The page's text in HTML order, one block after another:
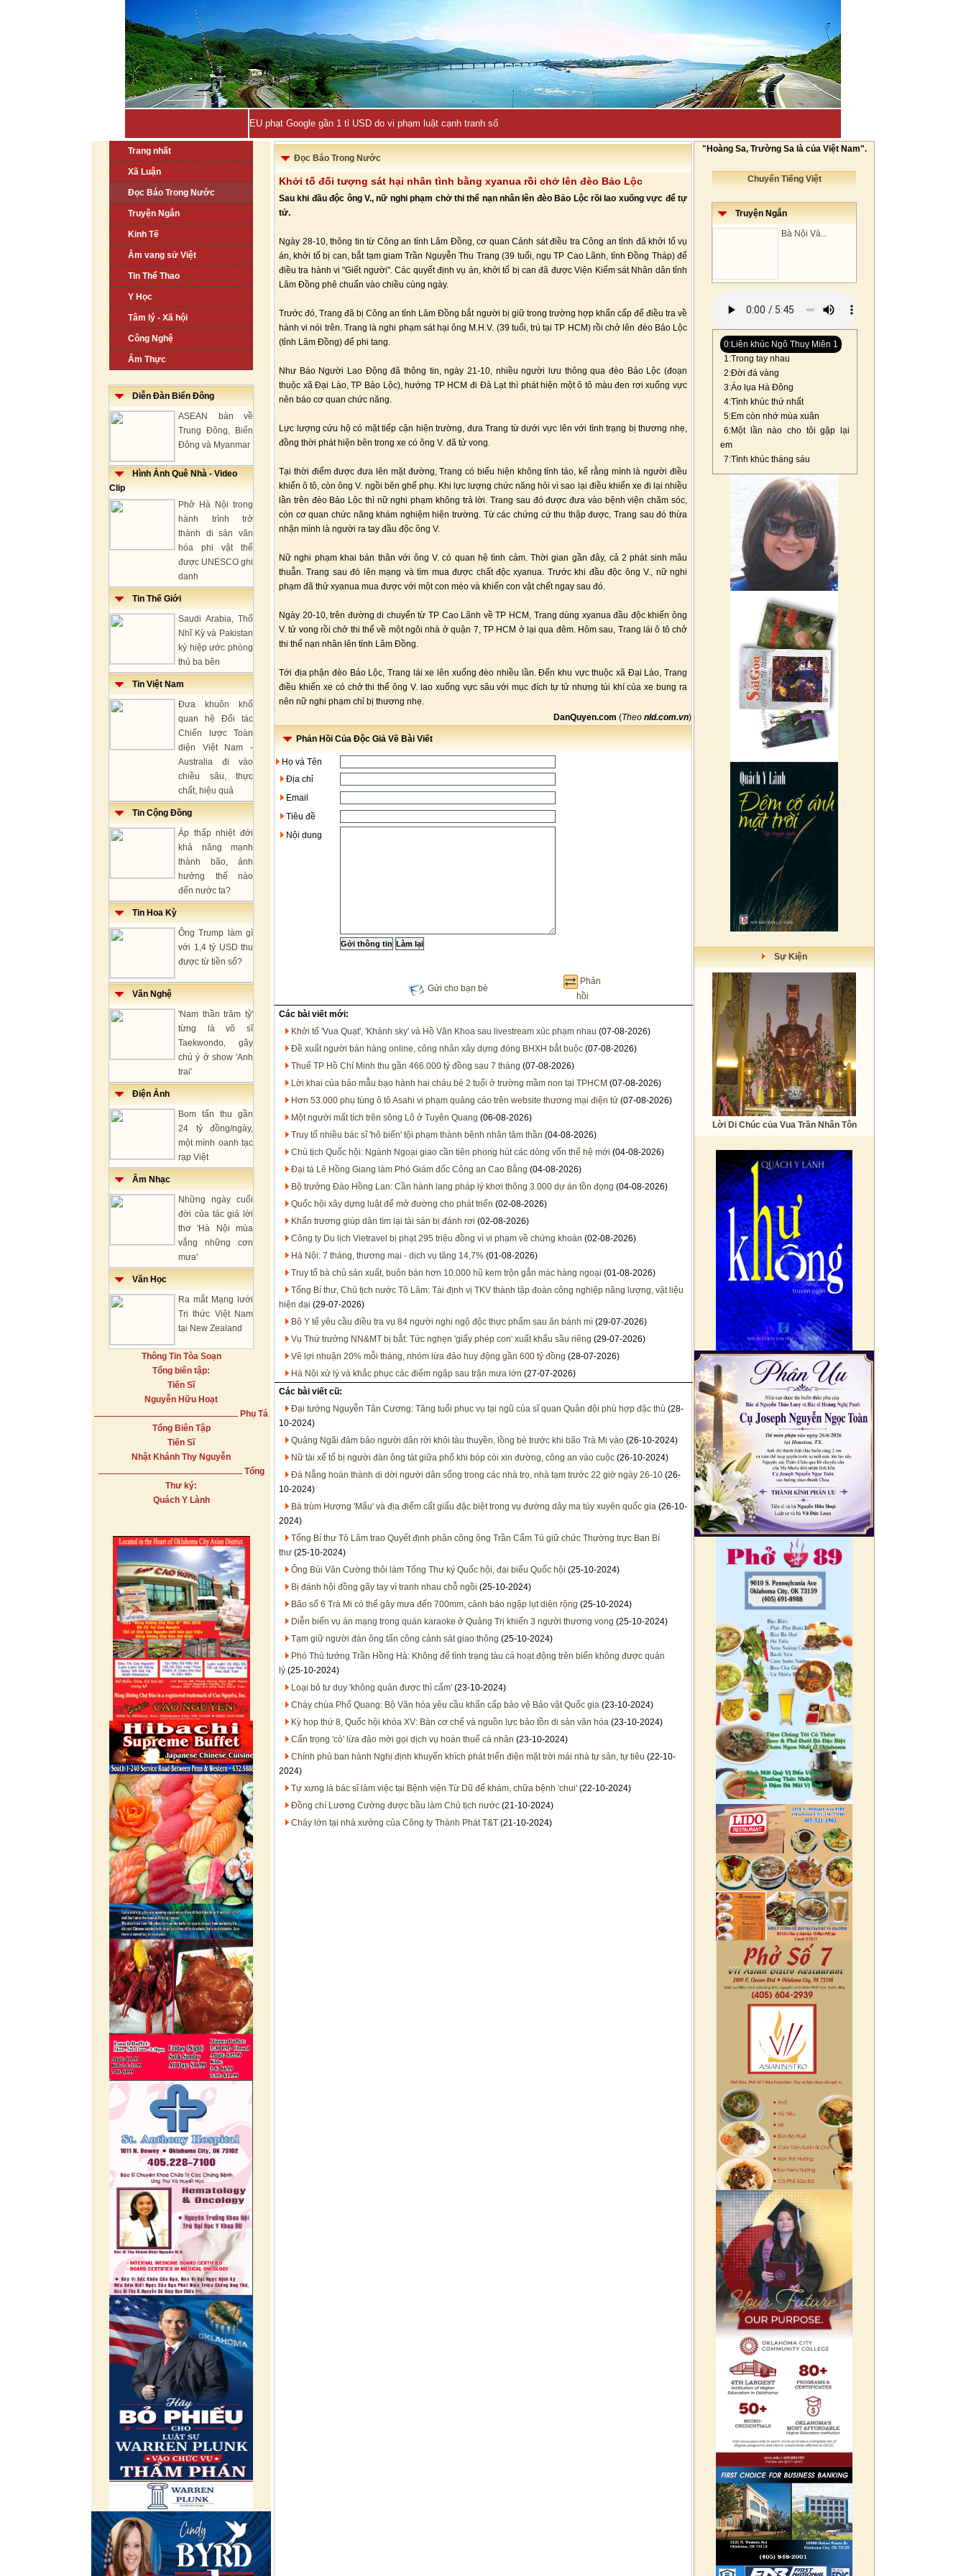
EU phạt Google gần 1 tỉ USD do vi phạm luật cạnh tranh số
Trang nhất
Xã Luận
Đọc Báo Trong Nước
Truyện Ngắn
Kinh Tế
Âm vang sử Việt
Tin Thể Thao
Y Học
Tâm lý - Xã hội
Công Nghệ
Ẩm Thực
Diễn Đàn Biển Đông
ASEAN bàn về
Trung Đông, Biển
Đông và Myanmar
Hình Ảnh Quê Nhà - Video
Clip
Phở Hà Nội trong
hành trình trở
thành di sản văn
hóa phi vật thể
được UNESCO ghi
danh
Tin Thế Giới
Saudi Arabia, Thổ
Nhĩ Kỳ và Pakistan
ký hiệp ước phòng
thủ ba bên
Tin Việt Nam
Đưa khuôn khổ
quan hệ Đối tác
Chiến lược Toàn
diện Việt Nam -
Australia đi vào
chiều sâu, thực
chất, hiệu quả
Tin Cộng Đồng
Áp thấp nhiệt đới
khả năng mạnh
thành bão, ảnh
hưởng thế nào
đến nước ta?
Tin Hoa Kỳ
Ông Trump làm gì
với 1,4 tỷ USD thu
được từ tiền số?
Văn Nghệ
'Nam thần trăm tỷ'
từng là võ sĩ
Taekwondo, gây
chú ý ở show 'Anh
trai'
Điện Ảnh
Bom tấn thu gần
24 tỷ đồng/ngày,
một mình oanh tạc
rạp Việt
Âm Nhạc
Những ngày cuối
đời của tác giả lời
thơ 'Hà Nội mùa
vắng những cơn
mưa'
Văn Học
Ra mắt Mạng lưới
Tri thức Việt Nam
tại New Zealand
Thông Tin Tòa Soạn
Tổng biên tập:
Tiến Sĩ
Nguyễn Hữu Hoạt
Phụ Tá
Tổng Biên Tập
Tiến Sĩ
Nhật Khánh Thy Nguyễn
Tổng
Thư ký:
Quách Y Lành
Đọc Báo Trong Nước
Khởi tố đối tượng sát hại nhân tình bằng xyanua rồi chở lên đèo Bảo Lộc
Sau khi đầu độc ông V., nữ nghi phạm chở thi thể nạn nhân lên đèo Bảo Lộc rồi lao xuống vực để tự
tử.
Ngày 28-10, thông tin từ Công an tỉnh Lâm Đồng, cơ quan Cảnh sát điều tra Công an tỉnh đã khởi tố vụ
án, khởi tố bị can, bắt tạm giam Trần Nguyễn Thu Trang (39 tuổi, ngụ TP Cao Lãnh, tỉnh Đồng Tháp) để
điều tra hành vi "Giết người". Các quyết định vụ án, khởi tố bị can đã được Viện Kiểm sát Nhân dân tỉnh
Lâm Đồng phê chuẩn vào chiều cùng ngày.
Trước đó, Trang đã bị Công an tỉnh Lâm Đồng bắt người bị giữ trong trường hợp khẩn cấp để điều tra về
hành vi nói trên. Trang là nghi phạm sát hại ông M.H.V. (39 tuổi, trú tại TP HCM) rồi chở lên đèo Bảo Lộc
(tỉnh Lâm Đồng) để phi tang.
Như Báo Người Lao Động đã thông tin, ngày 21-10, nhiều người lưu thông qua đèo Bảo Lộc (đoạn
thuộc xã Đại Lào, TP Bảo Lộc), hướng TP HCM đi Đà Lạt thì phát hiện một ô tô màu đen rơi xuống vực
nên báo cơ quan chức năng.
Lực lượng cứu hộ có mặt tiếp cận hiện trường, đưa Trang từ dưới vực lên với tình trạng bị thương nhẹ,
đồng thời phát hiện bên trong xe có ông V. đã tử vong.
Tại thời điểm được đưa lên mặt đường, Trang có biểu hiện không tỉnh táo, kể rằng mình là người điều
khiển ô tô, còn ông V. ngồi bên ghế phụ. Khi lực lượng chức năng hỏi vì sao lại điều khiển xe đi lại nhiều
lần trên đèo Bảo Lộc thì nữ nghi phạm không trả lời. Trang sau đó được đưa vào bệnh viện chăm sóc,
còn cơ quan chức năng khám nghiệm hiện trường. Từ các chứng cứ thu thập được, Trang sau đó thừa
nhận mình là người ra tay đầu độc ông V.
Nữ nghi phạm khai bản thân với ông V. có quan hệ tình cảm. Thời gian gần đây, cả 2 phát sinh mâu
thuẫn. Trang sau đó lên mạng và tìm mua được chất độc xyanua. Trước khi đầu độc ông V., nữ nghi
phạm đã thử xyanua mua được với một con mèo và khiến con vật chết ngay sau đó.
Ngày 20-10, trên đường di chuyển từ TP Cao Lãnh về TP HCM, Trang dùng xyanua đầu độc khiến ông
V. tử vong rồi chở thi thể về một ngôi nhà ở quận 7, TP HCM ở lại qua đêm. Hôm sau, Trang lái ô tô chở
thi thể nạn nhân lên tỉnh Lâm Đồng.
Tới địa phận đèo Bảo Lộc, Trang lái xe lên xuống đèo nhiều lần. Đến khu vực thuộc xã Đại Lào, Trang
điều khiển xe có chở thi thể ông V. lao xuống vực sâu với mục đích tự tử nhưng túi khí của xe bung ra
nên nữ nghi phạm chỉ bị thương nhẹ.
DanQuyen.com (Theo nld.com.vn)
Phản Hồi Của Độc Giả Về Bài Viết
Họ và Tên
Địa chỉ
Email
Tiêu đề
Nội dung
Gửi cho bạn bè
Phản
hồi
Các bài viết mới:
Khởi tố 'Vua Quạt', 'Khánh sky' và Hồ Văn Khoa sau livestream xúc phạm nhau (07-08-2026)
Đề xuất người bán hàng online, công nhân xây dựng đóng BHXH bắt buộc (07-08-2026)
Thuế TP Hồ Chí Minh thu gần 466.000 tỷ đồng sau 7 tháng (07-08-2026)
Lời khai của bảo mẫu bạo hành hai cháu bé 2 tuổi ở trường mầm non tại TPHCM (07-08-2026)
Hơn 53.000 phụ tùng ô tô Asahi vi phạm quảng cáo trên website thương mại điện tử (07-08-2026)
Một người mất tích trên sông Lô ở Tuyên Quang (06-08-2026)
Truy tố nhiều bác sĩ 'hô biến' tội phạm thành bệnh nhân tâm thần (04-08-2026)
Chủ tịch Quốc hội: Ngành Ngoại giao cần tiên phong hút các dòng vốn thế hệ mới (04-08-2026)
Đại tá Lê Hồng Giang làm Phó Giám đốc Công an Cao Bằng (04-08-2026)
Bộ trưởng Đào Hồng Lan: Cần hành lang pháp lý khơi thông 3.000 dự án tồn đọng (04-08-2026)
Quốc hội xây dựng luật để mở đường cho phát triển (02-08-2026)
Khẩn trương giúp dân tìm lại tài sản bị đánh rơi (02-08-2026)
Công ty Du lịch Vietravel bị phạt 295 triệu đồng vì vi phạm về chứng khoán (02-08-2026)
Hà Nội: 7 tháng, thương mại - dịch vụ tăng 14,7% (01-08-2026)
Truy tố bà chủ sản xuất, buôn bán hơn 10.000 hũ kem trộn gắn mác hàng ngoại (01-08-2026)
Tổng Bí thư, Chủ tịch nước Tô Lâm: Tái định vị TKV thành tập đoàn công nghiệp năng lượng, vật liệu
hiện đại (29-07-2026)
Bộ Y tế yêu cầu điều tra vụ 84 người nghi ngộ độc thực phẩm sau ăn bánh mì (29-07-2026)
Vụ Thứ trưởng NN&MT bị bắt: Tức nghẹn 'giấy phép con' xuất khẩu sầu riêng (29-07-2026)
Vẽ lợi nhuận 20% mỗi tháng, nhóm lừa đảo huy động gần 600 tỷ đồng (28-07-2026)
Hà Nội xử lý và khắc phục các điểm ngập sau trận mưa lớn (27-07-2026)
Các bài viết cũ:
Đại tướng Nguyễn Tân Cương: Tăng tuổi phục vụ tại ngũ của sĩ quan Quân đội phù hợp đặc thù (28-
10-2024)
Quảng Ngãi đảm bảo người dân rời khỏi tàu thuyền, lồng bè trước khi bão Trà Mi vào (26-10-2024)
Nữ tài xế tố bị người đàn ông tát giữa phố khi bóp còi xin đường, công an vào cuộc (26-10-2024)
Đà Nẵng hoàn thành di dời người dân sống trong các nhà trọ, nhà tạm trước 22 giờ ngày 26-10 (26-
10-2024)
Bà trùm Hương 'Mẩu' và địa điểm cất giấu đặc biệt trong vụ đường dây ma túy xuyên quốc gia (26-10-
2024)
Tổng Bí thư Tô Lâm trao Quyết định phân công ông Trần Cẩm Tú giữ chức Thường trực Ban Bí
thư (25-10-2024)
Ông Bùi Văn Cường thôi làm Tổng Thư ký Quốc hội, đại biểu Quốc hội (25-10-2024)
Bị đánh hội đồng gãy tay vì tranh nhau chỗ ngồi (25-10-2024)
Bão số 6 Trà Mi có thể gây mưa đến 700mm, cảnh báo ngập lụt diện rộng (25-10-2024)
Diễn biến vụ án mạng trong quán karaoke ở Quảng Trị khiến 3 người thương vong (25-10-2024)
Tạm giữ người đàn ông tấn công cảnh sát giao thông (25-10-2024)
Phó Thủ tướng Trần Hồng Hà: Không để tình trạng tàu cá hoạt động trên biển không được quản
lý (25-10-2024)
Loại bỏ tư duy 'không quản được thì cấm' (23-10-2024)
Cháy chùa Phổ Quang: Bộ Văn hóa yêu cầu khẩn cấp bảo vệ Bảo vật Quốc gia (23-10-2024)
Kỳ họp thứ 8, Quốc hội khóa XV: Bàn cơ chế và nguồn lực bảo tồn di sản văn hóa (23-10-2024)
Cẩn trọng 'cò' lừa đảo mời gọi dịch vụ hoàn thuế cá nhân (23-10-2024)
Chính phủ ban hành Nghị định khuyến khích phát triển điện mặt trời mái nhà tự sản, tự tiêu (22-10-
2024)
Tự xưng là bác sĩ làm việc tại Bệnh viện Từ Dũ để khám, chữa bệnh 'chui' (22-10-2024)
Đồng chí Lương Cường được bầu làm Chủ tịch nước (21-10-2024)
Cháy lớn tại nhà xưởng của Công ty Thành Phát T&T (21-10-2024)
"Hoàng Sa, Trường Sa là của Việt Nam".
Chuyển Tiếng Việt
Truyện Ngắn
Bà Nội Và...
0:Liên khúc Ngô Thuỵ Miên 1
1:Trong tay nhau
2:Đời đá vàng
3:Áo lụa Hà Đông
4:Tình khúc thứ nhất
5:Em còn nhớ mùa xuân
6:Một lần nào cho tôi gặp lại
em
7:Tình khúc tháng sáu
Sự Kiện
Lời Di Chúc của Vua Trần Nhân Tôn